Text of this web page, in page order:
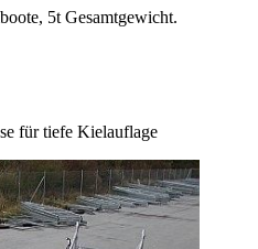
5t Gesamtgewicht.
für tiefe Kielauflage